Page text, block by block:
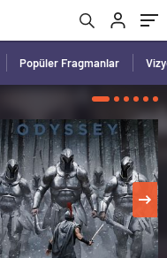
Popüler Fragmanlar